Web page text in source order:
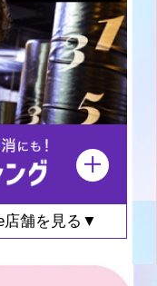
店舗を見る▼